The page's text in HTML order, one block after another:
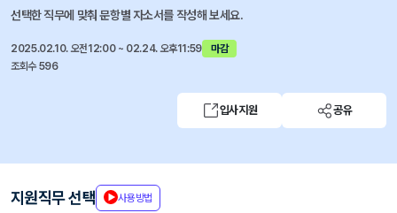
선택한 직무에 맞춰 문항별 자소서를 작성해 보세요.
2025.02.10. 오전12:00 ~ 02.24. 오후11:59
마감
조회수 596
입사지원 공유
지원직무 선택 사용방법